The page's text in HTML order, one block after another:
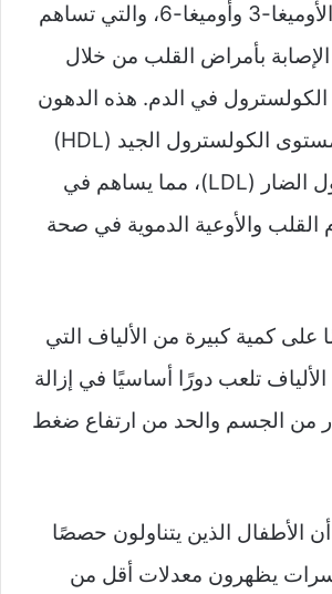
الأحماض الدهنية الأوميغا-3 وأوميغا-6، والتي تساهم
بأمراض القلب من خلال
في الدم. هذه الدهون
تعمل على زيادة مستوى الكولسترول الجيد (HDL)
وتقليل الكولسترول الضار (LDL)، مما يساهم في
والأوعية الدموية في صحة
على كمية كبيرة من الألياف التي
تلعب دورًا أساسيًا في إزالة
من الجسم والحد من ارتفاع ضغط
الأطفال الذين يتناولون حصصًا
يظهرون معدلات أقل من